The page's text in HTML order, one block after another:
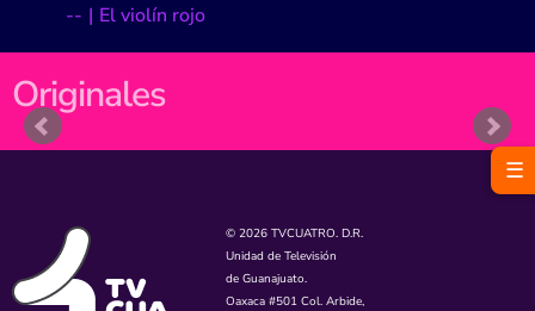
-- | El violín rojo
Originales
© 2026 TVCUATRO. D.R.
Unidad de Televisión
de Guanajuato.
Oaxaca #501 Col. Arbide,
☰